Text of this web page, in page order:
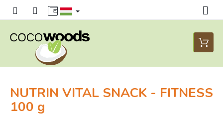
tartalomhoz
Kosár
NUTRIN VITAL SNACK - FITNESS
100 g